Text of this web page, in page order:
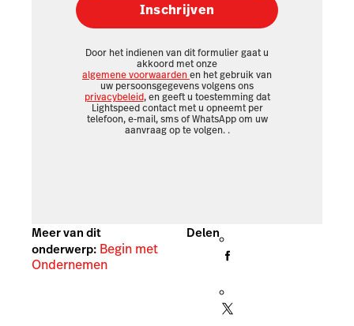
Inschrijven
Door het indienen van dit formulier gaat u
akkoord met onze
algemene voorwaardenen het gebruik van
uw persoonsgegevens volgens ons
privacybeleid, en geeft u toestemming dat
Lightspeed contact met u opneemt per
telefoon, e-mail, sms of WhatsApp om uw
aanvraag op te volgen. .
Meer van dit
onderwerp: Begin met
Ondernemen
Delen